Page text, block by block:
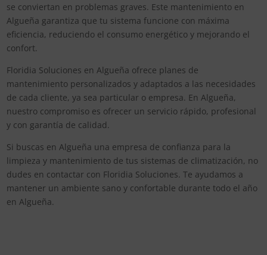
se conviertan en problemas graves. Este mantenimiento en
Algueña garantiza que tu sistema funcione con máxima
eficiencia, reduciendo el consumo energético y mejorando el
confort.
Floridia Soluciones en Algueña ofrece planes de
mantenimiento personalizados y adaptados a las necesidades
de cada cliente, ya sea particular o empresa. En Algueña,
nuestro compromiso es ofrecer un servicio rápido, profesional
y con garantía de calidad.
Si buscas en Algueña una empresa de confianza para la
limpieza y mantenimiento de tus sistemas de climatización, no
dudes en contactar con Floridia Soluciones. Te ayudamos a
mantener un ambiente sano y confortable durante todo el año
en Algueña.